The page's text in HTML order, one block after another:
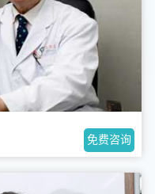
免费咨询